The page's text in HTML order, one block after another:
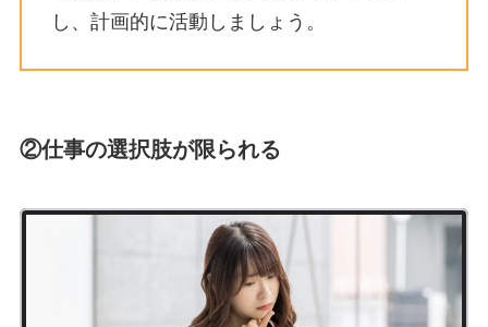
し、計画的に活動しましょう。
②仕事の選択肢が限られる